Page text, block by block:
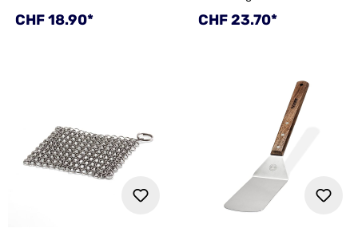
Regulärer Preis:
CHF 18.90* Regulärer Preis:
CHF 23.70*